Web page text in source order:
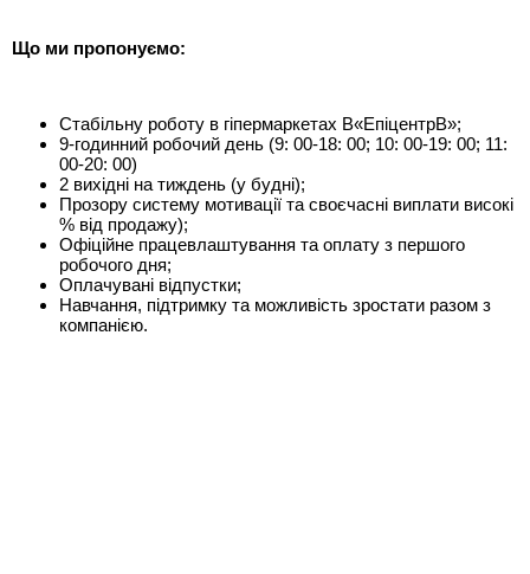
Що ми пропонуємо:
Стабільну роботу в гіпермаркетах В«ЕпіцентрВ»;
9-годинний робочий день (9: 00-18: 00; 10: 00-19: 00; 11:
00-20: 00)
2 вихідні на тиждень (у будні);
Прозору систему мотивації та своєчасні виплати високі
% від продажу);
Офіційне працевлаштування та оплату з першого
робочого дня;
Оплачувані відпустки;
Навчання, підтримку та можливість зростати разом з
компанією.